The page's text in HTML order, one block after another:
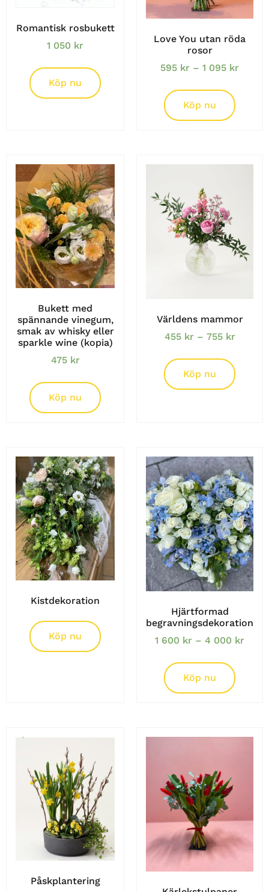
Romantisk rosbukett
1 050 kr
Köp nu
Love You utan röda
rosor
595 kr – 1 095 kr
Köp nu
Bukett med
spännande vinegum,
smak av whisky eller
sparkle wine (kopia)
475 kr
Köp nu
Världens mammor
455 kr – 755 kr
Köp nu
Kistdekoration
Köp nu
Hjärtformad
begravningsdekoration
1 600 kr – 4 000 kr
Köp nu
Påskplantering